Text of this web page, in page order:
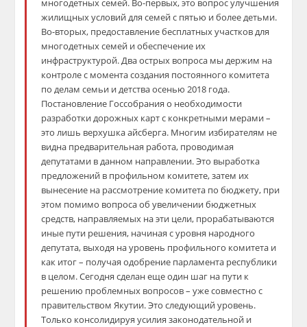
многодетных семей. Во-первых, это вопрос улучшения
жилищных условий для семей с пятью и более детьми.
Во-вторых, предоставление бесплатных участков для
многодетных семей и обеспечение их
инфраструктурой. Два острых вопроса мы держим на
контроле с момента создания постоянного комитета
по делам семьи и детства осенью 2018 года.
Постановление Госсобрания о необходимости
разработки дорожных карт с конкретными мерами –
это лишь верхушка айсберга. Многим избирателям не
видна предварительная работа, проводимая
депутатами в данном направлении. Это выработка
предложений в профильном комитете, затем их
вынесение на рассмотрение комитета по бюджету, при
этом помимо вопроса об увеличении бюджетных
средств, направляемых на эти цели, прорабатываются
иные пути решения, начиная с уровня народного
депутата, выходя на уровень профильного комитета и
как итог – получая одобрение парламента республики
в целом. Сегодня сделан еще один шаг на пути к
решению проблемных вопросов – уже совместно с
правительством Якутии. Это следующий уровень.
Только консолидируя усилия законодательной и